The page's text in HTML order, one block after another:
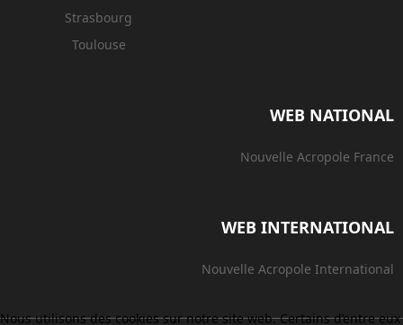
Strasbourg
Toulouse
WEB NATIONAL
Nouvelle Acropole France
WEB INTERNATIONAL
Nouvelle Acropole International
Nous utilisons des cookies sur notre site web. Certains d’entre eux